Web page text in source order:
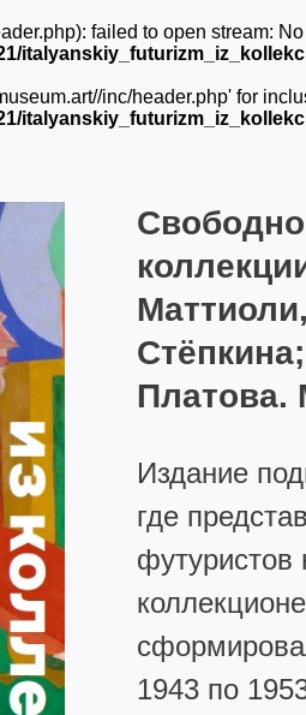
failed to open stream:
inc/header.php' for
Платова.
Издание
где
футуристов
1943 по